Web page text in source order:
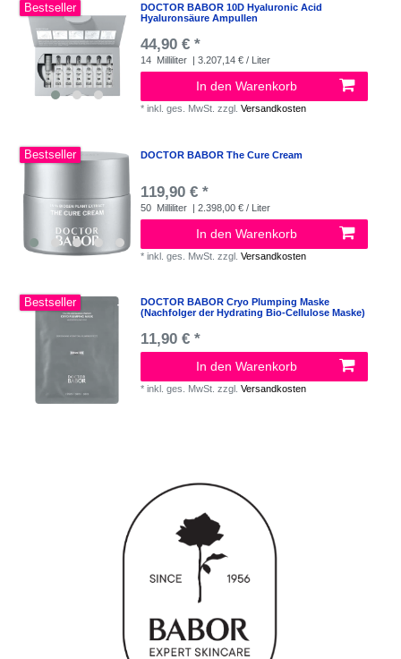
Bestseller
DOCTOR BABOR 10D Hyaluronic Acid
Hyaluronsäure Ampullen
44,90 € *
14 Milliliter | 3.207,14 € / Liter
In den Warenkorb
*inkl. ges. MwSt. zzgl.Versandkosten
Bestseller DOCTOR BABOR The Cure Cream
119,90 € *
50 Milliliter | 2.398,00 € / Liter
In den Warenkorb
*inkl. ges. MwSt. zzgl.Versandkosten
Bestseller
DOCTOR BABOR Cryo Plumping Maske
(Nachfolger der Hydrating Bio-Cellulose Maske)
11,90 € *
In den Warenkorb
*inkl. ges. MwSt. zzgl.Versandkosten